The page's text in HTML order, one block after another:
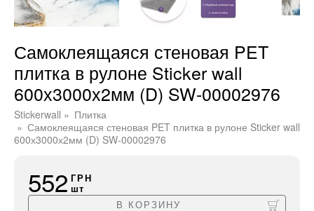
Самоклеящаяся стеновая PET
плитка в рулоне Sticker wall
600х3000х2мм (D) SW-00002976
Stickerwall
Плитка
Самоклеящаяся стеновая PET плитка в рулоне Sticker wall
600х3000х2мм (D) SW-00002976
552 ГРН
шт
В КОРЗИНУ